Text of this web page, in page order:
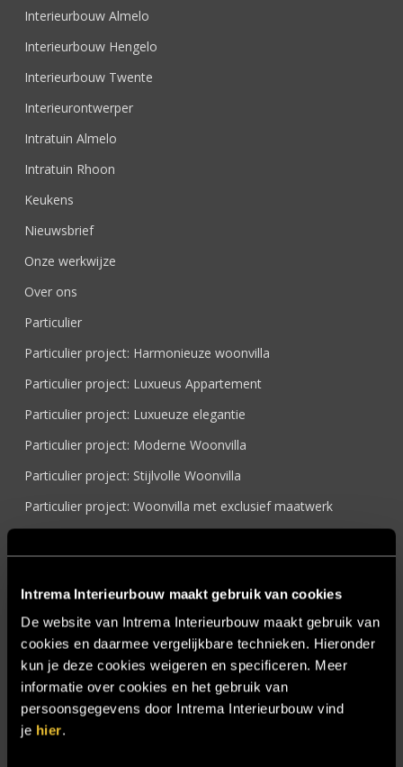
Intrema Interieurbouw maakt gebruik van cookies
De website van Intrema Interieurbouw maakt gebruik van
cookies en daarmee vergelijkbare technieken. Hieronder
kun je deze cookies weigeren en specificeren. Meer
informatie over cookies en het gebruik van
persoonsgegevens door Intrema Interieurbouw vind
je hier.
Interieurbouw Almelo
Interieurbouw Hengelo
Interieurbouw Twente
Interieurontwerper
Intratuin Almelo
Intratuin Rhoon
Keukens
Nieuwsbrief
Onze werkwijze
Over ons
Particulier
Particulier project: Harmonieuze woonvilla
Particulier project: Luxueus Appartement
Particulier project: Luxueuze elegantie
Particulier project: Moderne Woonvilla
Particulier project: Stijlvolle Woonvilla
Particulier project: Woonvilla met exclusief maatwerk
Samenwerken
Sensire
Showroom
SIDN
Trebbe MiddenWest